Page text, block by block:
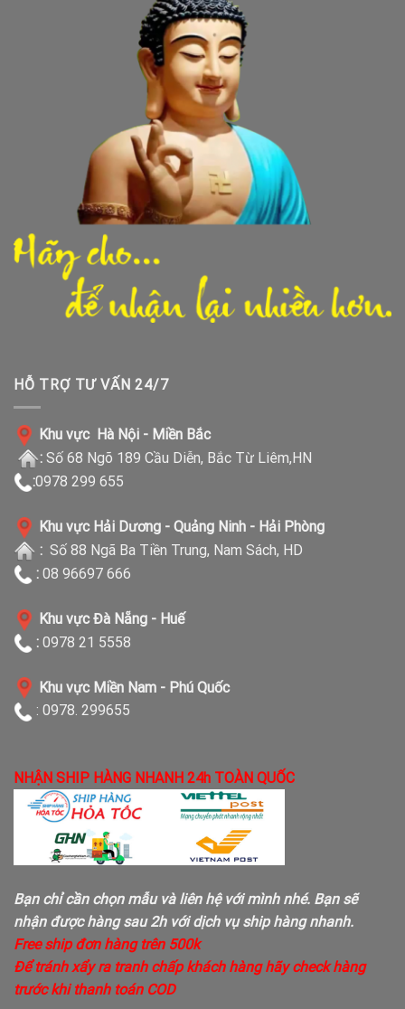
HỖ TRỢ TƯ VẤN 24/7
Khu vực Hà Nội - Miền Bắc
: Số 68 Ngõ 189 Cầu Diễn, Bắc Từ Liêm,HN
:0978 299 655
Khu vực Hải Dương - Quảng Ninh - Hải Phòng
: Số 88 Ngã Ba Tiền Trung, Nam Sách, HD
: 08 96697 666
Khu vực Đà Nẵng - Huế
: 0978 21 5558
Khu vực Miền Nam - Phú Quốc
: 0978. 299655
NHẬN SHIP HÀNG NHANH 24h TOÀN QUỐC
Bạn chỉ cần chọn mẫu và liên hệ với mình nhé. Bạn sẽ
nhận được hàng sau 2h với dịch vụ ship hàng nhanh.
Free ship đơn hàng trên 500k
Để tránh xẩy ra tranh chấp khách hàng hãy check hàng
trước khi thanh toán COD